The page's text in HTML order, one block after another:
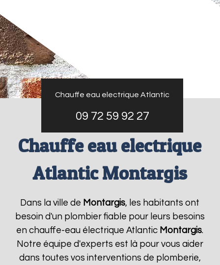
Chauffe eau electrique Atlantic
09 72 59 92 27
Chauffe eau electrique
Atlantic Montargis
Dans la ville de Montargis, les habitants ont
besoin d'un plombier fiable pour leurs besoins
en chauffe-eau électrique Atlantic Montargis.
Notre équipe d'experts est là pour vous aider
dans toutes vos interventions de plomberie,